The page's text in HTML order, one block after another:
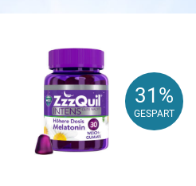
31%
GESPART
31%
GESPART